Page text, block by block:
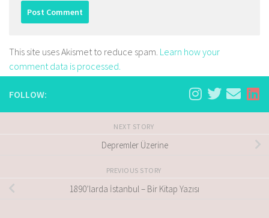
This site uses Akismet to reduce spam. Learn how your
comment data is processed.
FOLLOW:
NEXT STORY
Depremler Üzerine
PREVIOUS STORY
1890’larda İstanbul – Bir Kitap Yazısı